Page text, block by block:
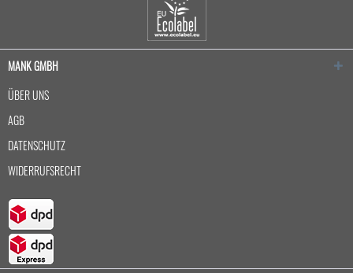
MANK GMBH
ÜBER UNS
AGB
DATENSCHUTZ
WIDERRUFSRECHT